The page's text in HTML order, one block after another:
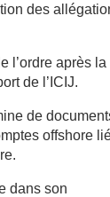
des
l’ordre après la
de l’ICIJ.
de
offshore
dans son